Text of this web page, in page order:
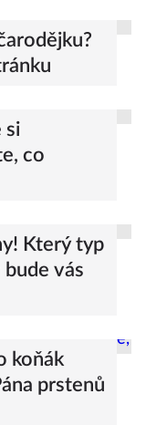
si
co
Který typ
vás
koňák
prstenů